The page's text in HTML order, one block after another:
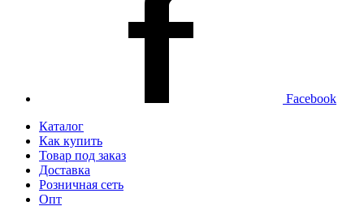
Facebook
Каталог
Как купить
Товар под заказ
Доставка
Розничная сеть
Опт